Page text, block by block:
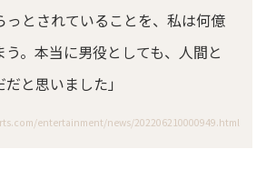
っとされていることを、私は何億
。本当に男役としても、人間と
と思いました」
entertainment/news/202206210000949.html